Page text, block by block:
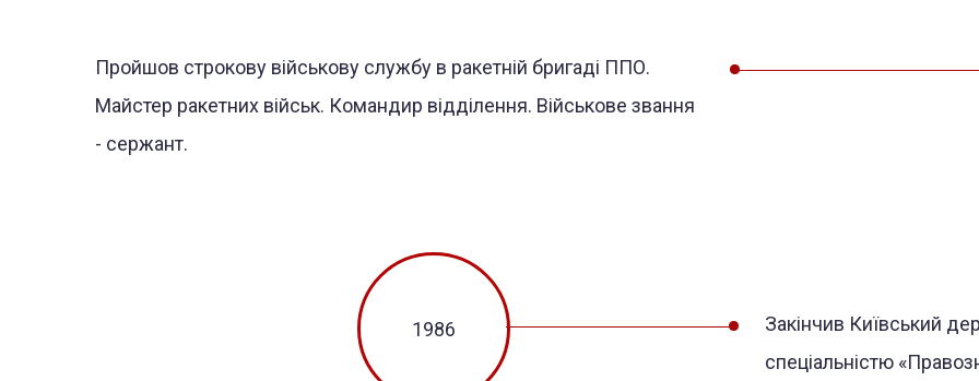
Пройшов строкову військову службу в ракетній бригаді ППО.
Майстер ракетних військ. Командир відділення. Військове звання
- сержант.
1986
Закінчив Київський
спеціальністю